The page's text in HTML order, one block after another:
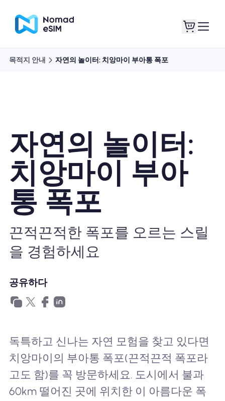
쇼핑 플랜
eSIM 정보
왜 Nomad eSIM?
eSIM 사용법
목적지 안내 자연의 놀이터: 치앙마이 부아통 폭포
자연의 놀이터:
치앙마이 부아
통 폭포
끈적끈적한 폭포를 오르는 스릴
을 경험하세요
공유하다
독특하고 신나는 자연 모험을 찾고 있다면
치앙마이의 부아통 폭포(끈적끈적 폭포라
고도 함)를 꼭 방문하세요. 도시에서 불과
60km 떨어진 곳에 위치한 이 아름다운 폭